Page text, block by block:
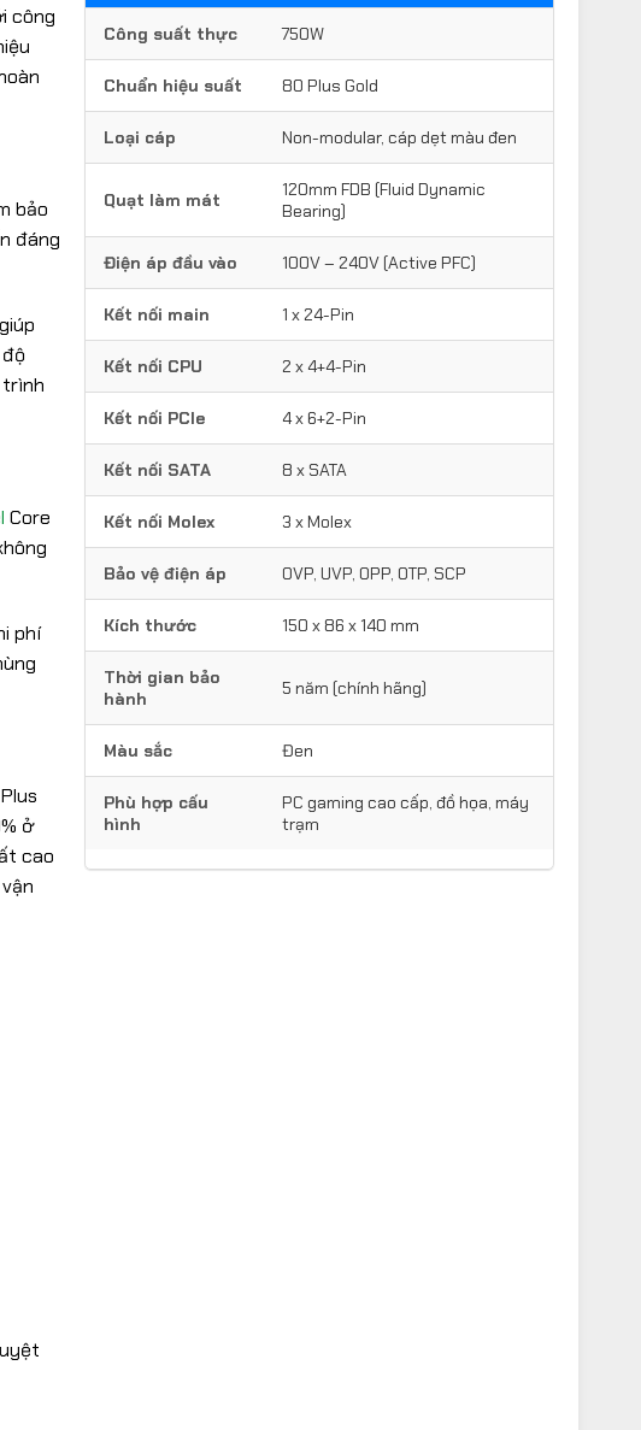
công
bảo
đáng
trình
Core
phí
ở
cao
Công suất thực 750W
Chuẩn hiệu suất 80 Plus Gold
Loại cáp Non-modular, cáp dẹt màu đen
Quạt làm mát
120mm FDB (Fluid Dynamic
Bearing)
Điện áp đầu vào 100V – 240V (Active PFC)
Kết nối main 1 x 24-Pin
Kết nối CPU 2 x 4+4-Pin
Kết nối PCIe 4 x 6+2-Pin
Kết nối SATA 8 x SATA
Kết nối Molex 3 x Molex
Bảo vệ điện áp OVP, UVP, OPP, OTP, SCP
Kích thước 150 x 86 x 140 mm
Thời gian bảo
hành
5 năm (chính hãng)
Màu sắc Đen
Phù hợp cấu
hình
PC gaming cao cấp, đồ họa, máy
trạm